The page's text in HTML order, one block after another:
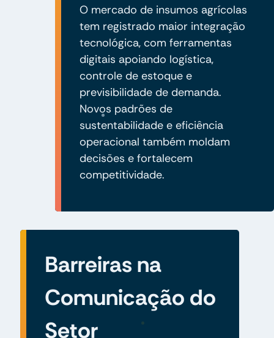
O mercado de insumos agrícolas
tem registrado maior integração
tecnológica, com ferramentas
digitais apoiando logística,
controle de estoque e
previsibilidade de demanda.
Novos padrões de
sustentabilidade e eficiência
operacional também moldam
decisões e fortalecem
competitividade.
Barreiras na
Comunicação do
Setor